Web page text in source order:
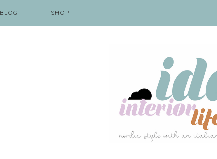
BLOG SHOP